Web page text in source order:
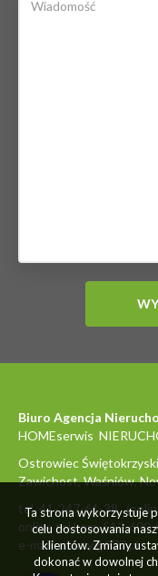
Biuro Agencja
HOMEserwis
Ostrowiec
Zawichost, Waśniów,
tel. 41-247-61-38
online tel.kom. 512-
e-mail: oferty@977.pl
Ta strona wykorzystuje
celu dostosowania
klientów. Zmiany
dokonać w dowolnej